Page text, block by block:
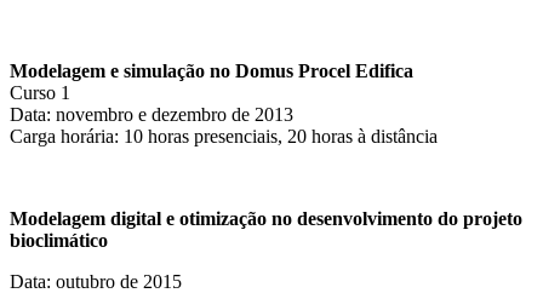
Modelagem e simulação no Domus Procel Edifica
Curso 1
Data: novembro e dezembro de 2013
Carga horária: 10 horas presenciais, 20 horas à distância
Modelagem digital e otimização no desenvolvimento do projeto
bioclimático
Data: outubro de 2015